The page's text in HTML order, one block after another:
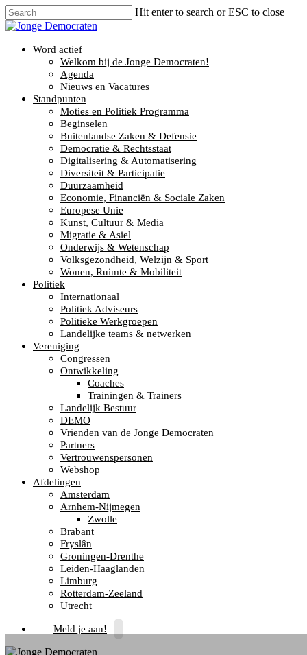
Hit enter to search or ESC to close
Word actief
Welkom bij de Jonge Democraten!
Agenda
Nieuws en Vacatures
Standpunten
Moties en Politiek Programma
Beginselen
Buitenlandse Zaken & Defensie
Democratie & Rechtsstaat
Digitalisering & Automatisering
Diversiteit & Participatie
Duurzaamheid
Economie, Financiën & Sociale Zaken
Europese Unie
Kunst, Cultuur & Media
Migratie & Asiel
Onderwijs & Wetenschap
Volksgezondheid, Welzijn & Sport
Wonen, Ruimte & Mobiliteit
Politiek
Internationaal
Politiek Adviseurs
Politieke Werkgroepen
Landelijke teams & netwerken
Vereniging
Congressen
Ontwikkeling
Coaches
Trainingen & Trainers
Landelijk Bestuur
DEMO
Vrienden van de Jonge Democraten
Partners
Vertrouwenspersonen
Webshop
Afdelingen
Amsterdam
Arnhem-Nijmegen
Zwolle
Brabant
Fryslân
Groningen-Drenthe
Leiden-Haaglanden
Limburg
Rotterdam-Zeeland
Utrecht
Meld je aan!